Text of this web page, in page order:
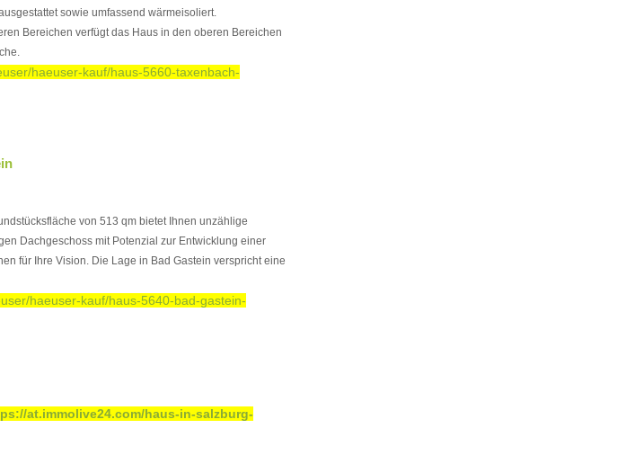
sowie umfassend wärmeisoliert.
Bereichen verfügt das Haus in den oberen Bereichen
haeuser-kauf/haus-5660-taxenbach-
von 513 qm bietet Ihnen unzählige
Dachgeschoss mit Potenzial zur Entwicklung einer
für Ihre Vision. Die Lage in Bad Gastein verspricht eine
haeuser-kauf/haus-5640-bad-gastein-
at.immolive24.com/haus-in-salzburg-